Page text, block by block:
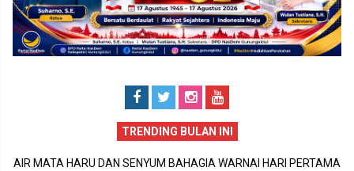
TRENDING BULAN INI
PERISTIWA DUKA DI SIDOHARJO TEPUS GUNUNGKIDUL MENJADI